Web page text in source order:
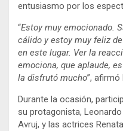
entusiasmo por los
“Estoy muy emocionado.
cálido y estoy muy feliz
en este lugar. Ver la
emociona, que aplaude,
la disfrutó mucho”, afirmó
Durante la ocasión,
su protagonista,
Avruj, y las actrices